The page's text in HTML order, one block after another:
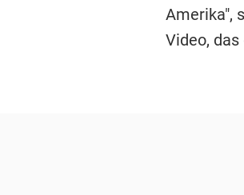
Amerika",
Video,